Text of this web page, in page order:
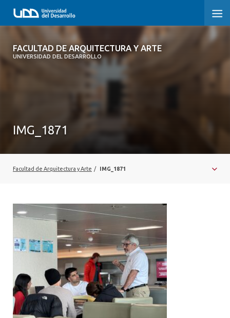
FACULTAD DE ARQUITECTURA Y ARTE
UNIVERSIDAD DEL DESARROLLO
FACULTAD DE ARQUITECTURA Y ARTE
VINCULACIÓN CON EL MEDIO
PLATAFORMA VUT
IMG_1871
Facultad de Arquitectura y Arte / IMG_1871